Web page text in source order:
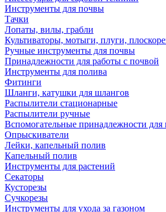
Инструменты для почвы
Тачки
Лопаты, вилы, грабли
Культиваторы, мотыги, плуги,
Ручные инструменты для почвы
Принадлежности для работы с почвой
Инструменты для полива
Фитинги
Шланги, катушки для шлангов
Распылители стационарные
Распылители ручные
Вспомогательные принадлежности для
Опрыскиватели
Лейки, капельный полив
Капельный полив
Инструменты для растений
Секаторы
Кусторезы
Сучкорезы
Инструменты для ухода за газоном